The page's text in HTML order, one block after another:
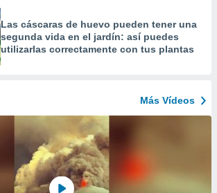
Las cáscaras de huevo pueden tener una
segunda vida en el jardín: así puedes
utilizarlas correctamente con tus plantas
Más Vídeos